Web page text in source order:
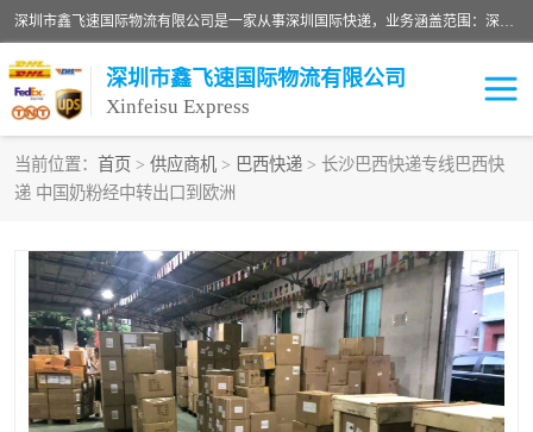
深圳市鑫飞速国际物流有限公司是一家从事深圳国际快递，业务涵盖范围：深圳DHL国际快递、深圳国际快递公司、深圳国际物流公司、深圳国际快递、深圳DHL国际快递电话可拨打全国服务热线：15019287411。欢迎各位亲来人来电到我司洽谈合作。
深圳市鑫飞速国际物流有限公司
Xinfeisu Express
当前位置： 首页 > 供应商机 > 巴西快递 > 长沙巴西快递专线巴西快
递 中国奶粉经中转出口到欧洲